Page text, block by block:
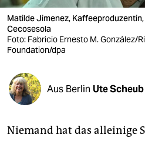
verlag
veranstaltungen
shop
fragen & hilfe
unterstützen
abo
Matilde Jimenez,
Cecosesola
Foto: Fabricio Ernesto M. González/
Foundation/dpa
Aus Berlin Ute Scheub
Niemand hat das alleinige